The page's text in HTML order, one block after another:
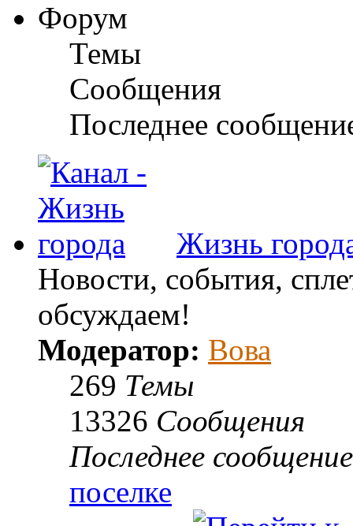
Форум
Темы
Сообщения
Последнее
Жизнь
Новости, события,
обсуждаем!
Модератор: Вова
269 Темы
13326 Сообщения
Последнее сообщение
поселке